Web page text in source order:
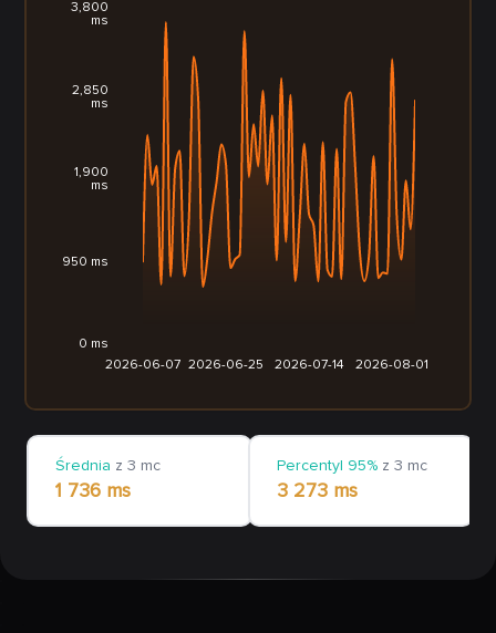
2026-06-07 2026-06-25 2026-07-14 2026-08-01
0 ms
950 ms
1,900
ms
2,850
ms
3,800
ms
Średnia z 3 mc
1 736 ms
Percentyl 95% z 3 mc
3 273 ms